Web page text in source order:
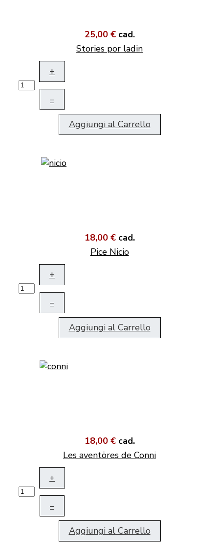
25,00 € cad.
Stories por ladin
+
–
Aggiungi al Carrello
18,00 € cad.
Pice Nicio
+
–
Aggiungi al Carrello
18,00 € cad.
Les aventöres de Conni
+
–
Aggiungi al Carrello